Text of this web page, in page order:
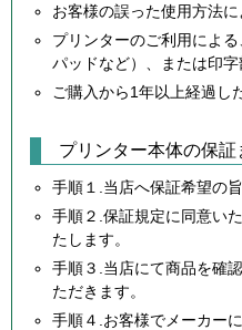
お客様の誤った使用方法に
プリンターのご利用によ
パッドなど）、または印
ご購入から1年以上経過し
プリンター本体の保証
手順１.当店へ保証希望の
手順２.保証規定に同意い
たします。
手順３.当店にて商品を確
ただきます。
手順４.お客様でメーカー